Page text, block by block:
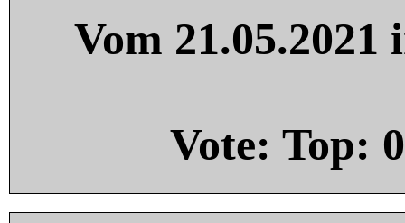
Vom
Vote: Top: 0